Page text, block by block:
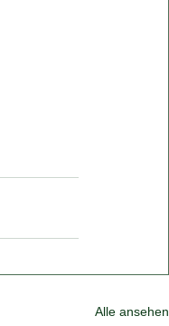
Alle ansehen